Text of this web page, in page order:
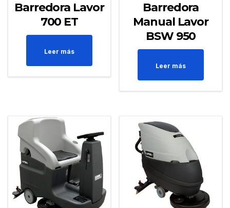
Barredora Lavor
700 ET
Leer más
Barredora
Manual Lavor
BSW 950
Leer más